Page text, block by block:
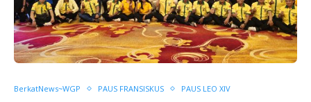
BerkatNews~WGP PAUS FRANSISKUS PAUS LEO XIV